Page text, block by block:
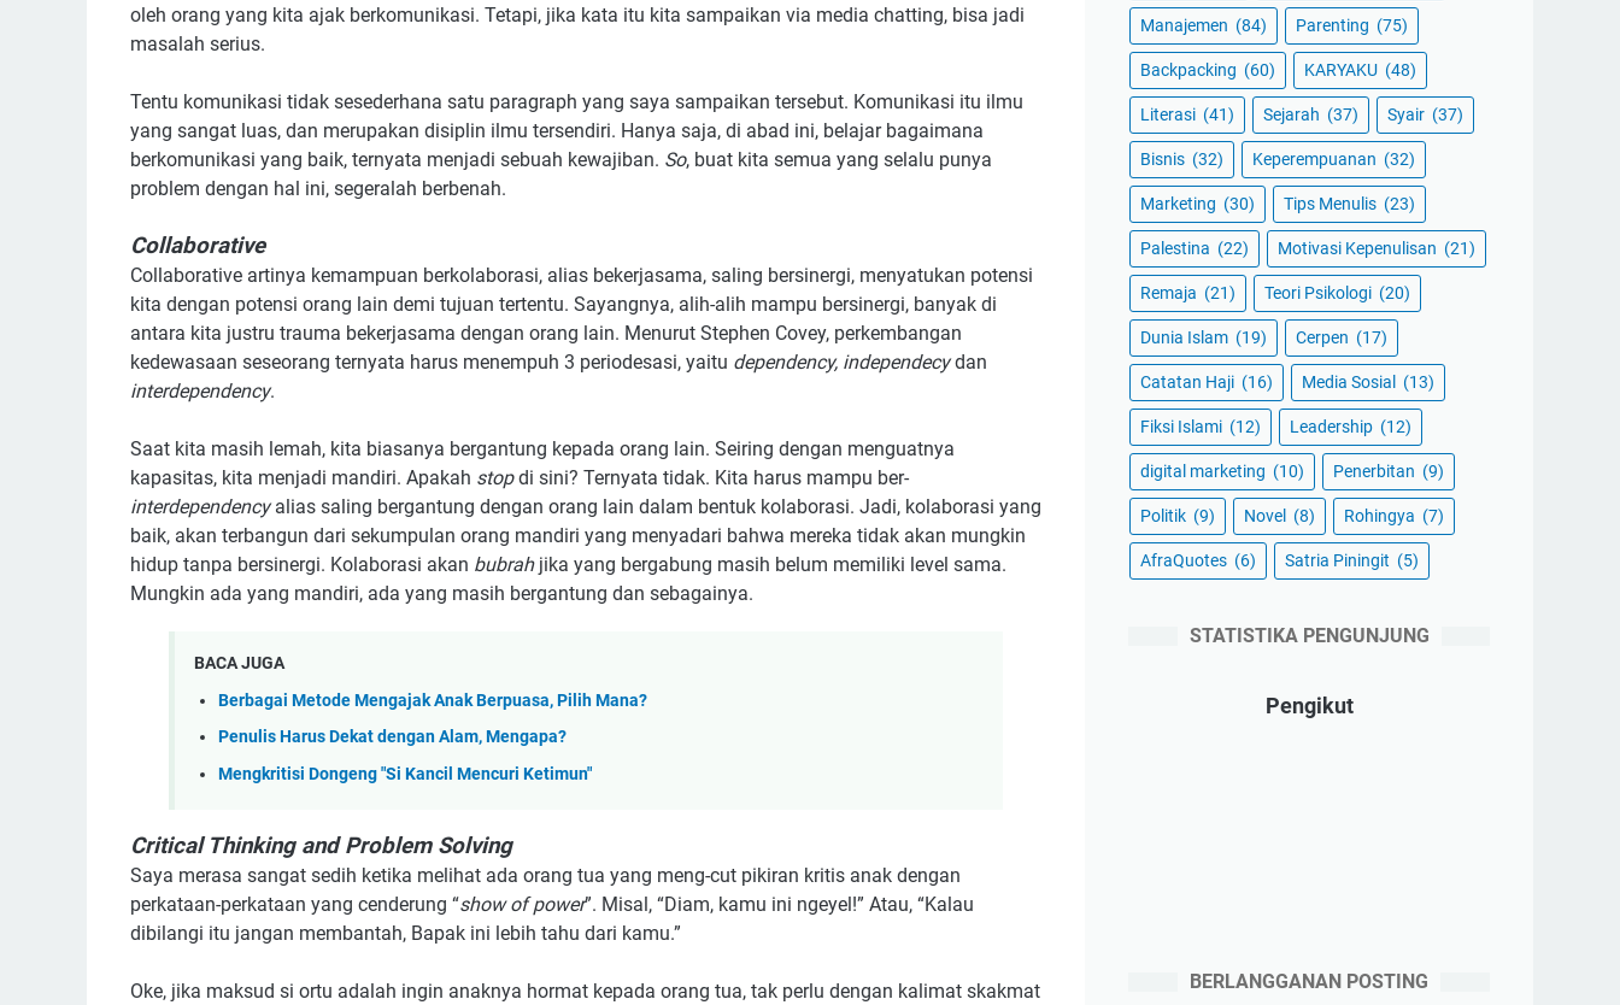
oleh orang yang kita ajak berkomunikasi. Tetapi, jika kata itu kita sampaikan via media chatting, bisa jadi
masalah serius.
Tentu komunikasi tidak sesederhana satu paragraph yang saya sampaikan tersebut. Komunikasi itu ilmu
yang sangat luas, dan merupakan disiplin ilmu tersendiri. Hanya saja, di abad ini, belajar bagaimana
berkomunikasi yang baik, ternyata menjadi sebuah kewajiban. So, buat kita semua yang selalu punya
problem dengan hal ini, segeralah berbenah.
Collaborative
Collaborative artinya kemampuan berkolaborasi, alias bekerjasama, saling bersinergi, menyatukan potensi
kita dengan potensi orang lain demi tujuan tertentu. Sayangnya, alih-alih mampu bersinergi, banyak di
antara kita justru trauma bekerjasama dengan orang lain. Menurut Stephen Covey, perkembangan
kedewasaan seseorang ternyata harus menempuh 3 periodesasi, yaitu dependency, independecydan
interdependency.
Saat kita masih lemah, kita biasanya bergantung kepada orang lain. Seiring dengan menguatnya
kapasitas, kita menjadi mandiri. Apakah stopdi sini? Ternyata tidak. Kita harus mampu ber-
interdependencyalias saling bergantung dengan orang lain dalam bentuk kolaborasi. Jadi, kolaborasi yang
baik, akan terbangun dari sekumpulan orang mandiri yang menyadari bahwa mereka tidak akan mungkin
hidup tanpa bersinergi. Kolaborasi akan bubrahjika yang bergabung masih belum memiliki level sama.
Mungkin ada yang mandiri, ada yang masih bergantung dan sebagainya.
BACA JUGA
Berbagai Metode Mengajak Anak Berpuasa, Pilih Mana?
Penulis Harus Dekat dengan Alam, Mengapa?
Mengkritisi Dongeng "Si Kancil Mencuri Ketimun"
Critical Thinking and Problem Solving
Saya merasa sangat sedih ketika melihat ada orang tua yang meng-cut pikiran kritis anak dengan
perkataan-perkataan yang cenderung “show of power”. Misal, “Diam, kamu ini ngeyel!” Atau, “Kalau
dibilangi itu jangan membantah, Bapak ini lebih tahu dari kamu.”
Oke, jika maksud si ortu adalah ingin anaknya hormat kepada orang tua, tak perlu dengan kalimat skakmat
Manajemen (84) Parenting (75)
Backpacking (60) KARYAKU (48)
Literasi (41) Sejarah (37) Syair (37)
Bisnis (32) Keperempuanan (32)
Marketing (30) Tips Menulis (23)
Palestina (22) Motivasi Kepenulisan (21)
Remaja (21) Teori Psikologi (20)
Dunia Islam (19) Cerpen (17)
Catatan Haji (16) Media Sosial (13)
Fiksi Islami (12) Leadership (12)
digital marketing (10) Penerbitan (9)
Politik (9) Novel (8) Rohingya (7)
AfraQuotes (6) Satria Piningit (5)
STATISTIKA PENGUNJUNG
Pengikut
BERLANGGANAN POSTING